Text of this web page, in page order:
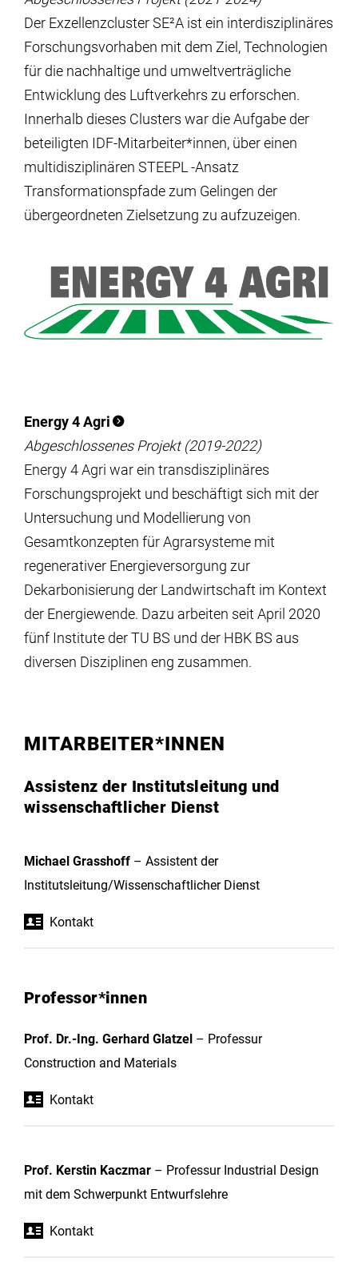
Der Exzellenzcluster SE²A ist ein interdisziplinäres
Forschungsvorhaben mit dem Ziel, Technologien
für die nachhaltige und umweltverträgliche
Entwicklung des Luftverkehrs zu erforschen.
Innerhalb dieses Clusters war die Aufgabe der
beteiligten IDF-Mitarbeiter*innen, über einen
multidisziplinären STEEPL -Ansatz
Transformationspfade zum Gelingen der
übergeordneten Zielsetzung zu aufzuzeigen.
Energy 4 Agri
Abgeschlossenes Projekt (2019-2022)
Energy 4 Agri war ein transdisziplinäres
Forschungsprojekt und beschäftigt sich mit der
Untersuchung und Modellierung von
Gesamtkonzepten für Agrarsysteme mit
regenerativer Energieversorgung zur
Dekarbonisierung der Landwirtschaft im Kontext
der Energiewende. Dazu arbeiten seit April 2020
fünf Institute der TU BS und der HBK BS aus
diversen Disziplinen eng zusammen.
MITARBEITER*INNEN
Assistenz der Institutsleitung und
wissenschaftlicher Dienst
Michael Grasshoff – Assistent der
Institutsleitung/Wissenschaftlicher Dienst
Kontakt
Professor*innen
Prof. Dr.-Ing. Gerhard Glatzel – Professur
Construction and Materials
Kontakt
Prof. Kerstin Kaczmar – Professur Industrial Design
mit dem Schwerpunkt Entwurfslehre
Kontakt